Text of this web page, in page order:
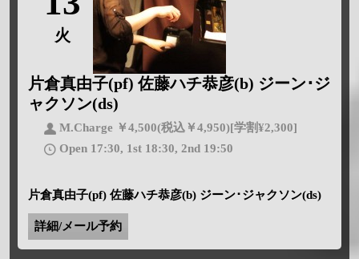
火
片倉真由子(pf) 佐藤ハチ恭彦(b) ジーン･ジ
ャクソン(ds)
M.Charge ￥4,500(税込￥4,950)[学割¥2,300]
Open 17:30, 1st 18:30, 2nd 19:50
片倉真由子(pf) 佐藤ハチ恭彦(b) ジーン･ジャクソン(ds)
詳細/メール予約